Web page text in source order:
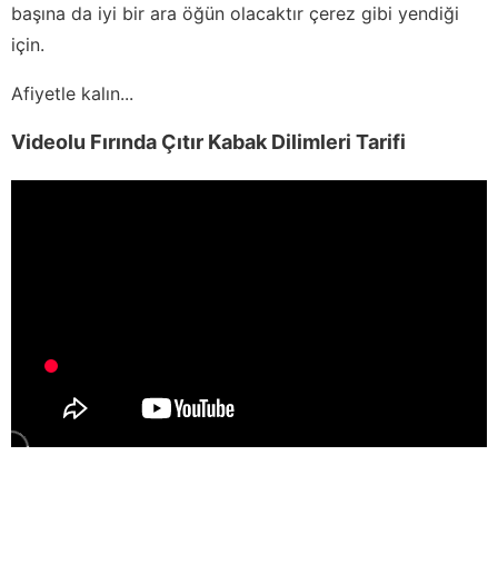
başına da iyi bir ara öğün olacaktır çerez gibi yendiği
için.
Afiyetle kalın...
Videolu Fırında Çıtır Kabak Dilimleri Tarifi